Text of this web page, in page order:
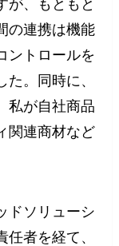
が、もともと
の連携は機能
ントロールを
。同時に、
私が自社商品
関連商材など
ドソリューシ
者を経て、